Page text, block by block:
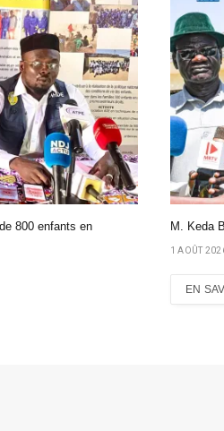
800 enfants en
M. Keda
1 AOÛT
EN